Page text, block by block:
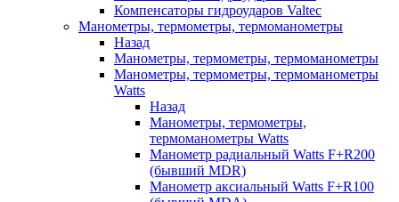
Компенсаторы гидроударов Valtec
Манометры, термометры, термоманометры
Назад
Манометры, термометры, термоманометры
Манометры, термометры, термоманометры
Watts
Назад
Манометры, термометры,
термоманометры Watts
Манометр радиальный Watts F+R200
(бывший MDR)
Манометр аксиальный Watts F+R100